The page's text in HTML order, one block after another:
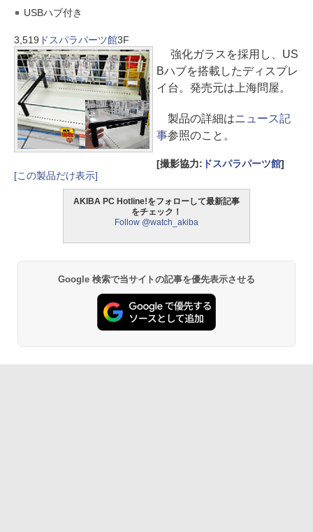
USBハブ付き
3,519 ドスパラパーツ館3F
強化ガラスを採用し、US
Bハブを搭載したディスプレ
イ台。発売元は上海問屋。
製品の詳細はニュース記
事参照のこと。
[撮影協力: ドスパラパーツ館]
[この製品だけ表示]
AKIBA PC Hotline!をフォローして最新記事
をチェック！
Follow @watch_akiba
Google 検索で当サイトの記事を優先表示させる